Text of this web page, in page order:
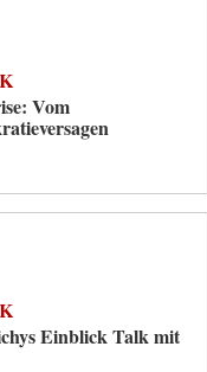
Vom
Einblick Talk mit